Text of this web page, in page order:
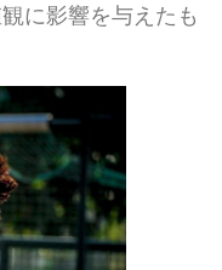
に影響を与えたも